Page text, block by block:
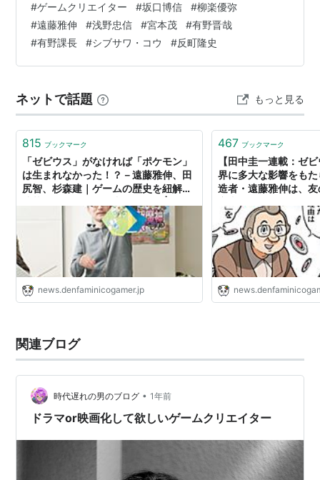
山田孝之（NHKのドラクエ特番より）※前回書いたけど、
堀井さん役は山田くんに演って欲しい！
#ゲームクリエイター #坂口博信 #柳楽優弥
#遠藤雅伸 #浅野忠信 #宮本茂 #有野晋哉
#有野課長 #シブサワ・コウ #反町隆史
ネットで話題 もっと見る
815 ブックマーク
「ゼビウス」がなければ「ポケモン」
は生まれなかった！？－遠藤雅伸、田
尻智、杉森建｜ゲームの歴史を紐解く
ァミニコゲーマー
news.denfaminicogamer.jp
467 ブックマーク
【田中圭一連載：ゼ
界に多大な影響をも
造者・遠藤雅伸は、
ムのために──【若ゲ
関連ブログ
時代遅れの男のブログ • 1年前
ドラマor映画化して欲しいゲームクリエイター